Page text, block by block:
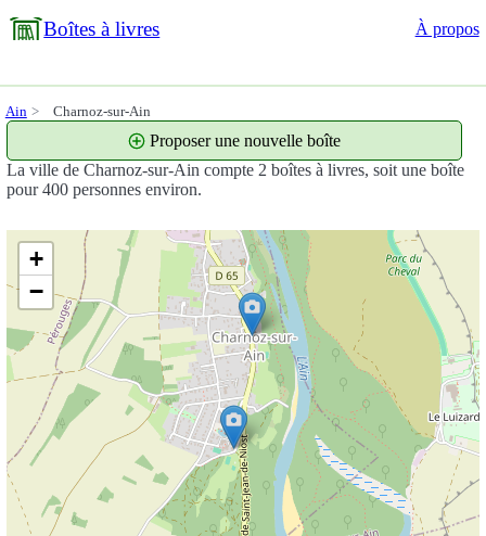
Boîtes à livres À propos
Ain Charnoz-sur-Ain
La ville de Charnoz-sur-Ain compte 2 boîtes à livres, soit une boîte
pour 400 personnes environ.
Proposer une nouvelle boîte
+
−